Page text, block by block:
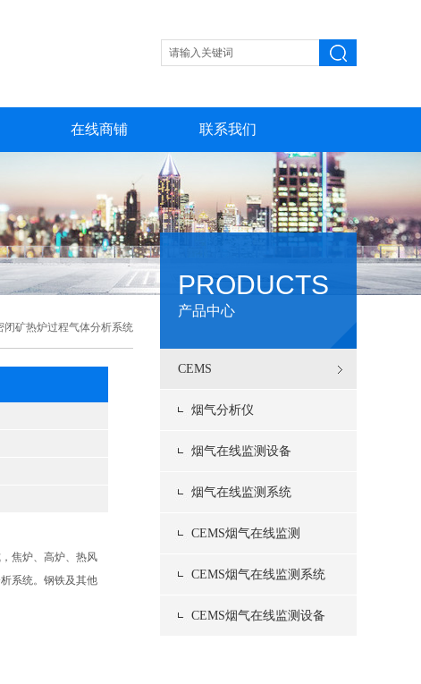
在线商铺 联系我们
PRODUCTS
产品中心
CEMS
烟气分析仪
烟气在线监测设备
烟气在线监测系统
CEMS烟气在线监测
CEMS烟气在线监测系统
CEMS烟气在线监测设备
矿热炉过程气体分析系统
焦炉、高炉、热风
系统。钢铁及其他